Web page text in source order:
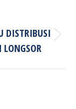
DISTRIBUSI